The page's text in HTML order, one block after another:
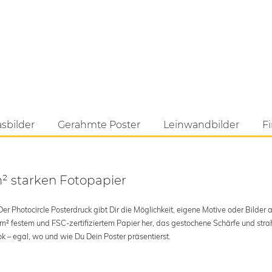
Gerahmte Poster Leinwandbilder
starken Fotopapier
Photocircle Posterdruck gibt Dir die Möglichkeit, eigene Motive oder Bilder
festem und FSC-zertifiziertem Papier her, das gestochene Schärfe und
– egal, wo und wie Du Dein Poster präsentierst.